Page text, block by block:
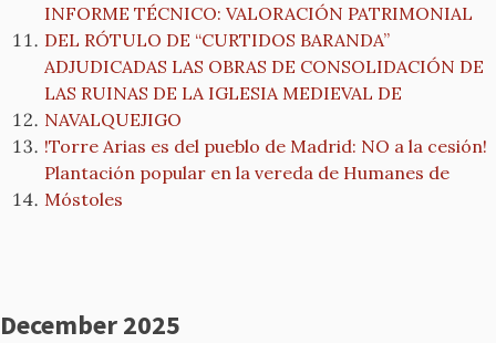
INFORME TÉCNICO: VALORACIÓN PATRIMONIAL
DEL RÓTULO DE “CURTIDOS BARANDA”
ADJUDICADAS LAS OBRAS DE CONSOLIDACIÓN DE
LAS RUINAS DE LA IGLESIA MEDIEVAL DE
NAVALQUEJIGO
!Torre Arias es del pueblo de Madrid: NO a la cesión!
Plantación popular en la vereda de Humanes de
Móstoles
December 2025